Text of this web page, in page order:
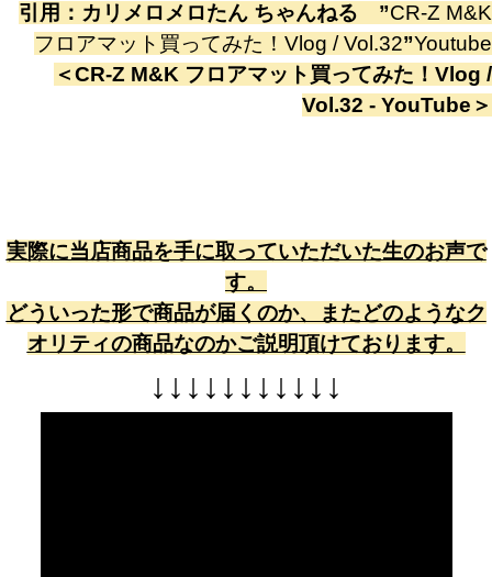
引用： カリメロメロたん ちゃんねる ”CR-Z M&K
フロアマット買ってみた！Vlog / Vol.32”Youtube
＜CR-Z M&K フロアマット買ってみた！Vlog /
Vol.32 - YouTube ＞
実際に当店商品を手に取っていただいた生のお声で
す。
どういった形で商品が届くのか、またどのようなク
オリティの商品なのかご説明頂けております。
↓ ↓ ↓ ↓ ↓ ↓ ↓ ↓ ↓ ↓ ↓